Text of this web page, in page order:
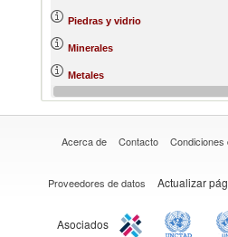
Piedras y vidrio
Minerales
Metales
Materias primas
Acerca de Contacto Condiciones
Proveedores de datos Actualizar
Asociados